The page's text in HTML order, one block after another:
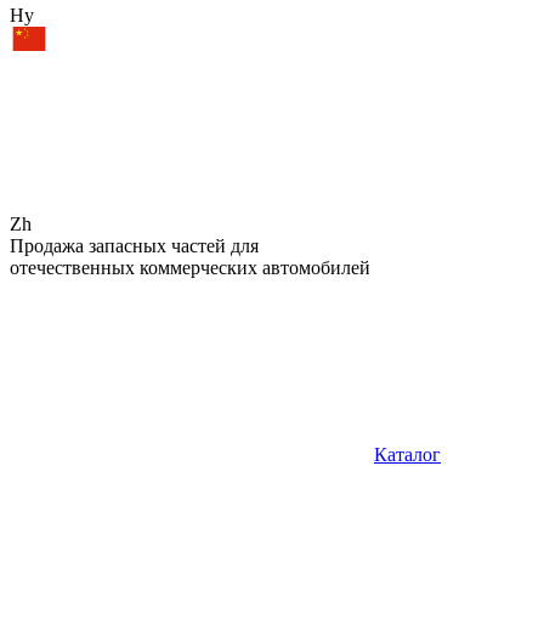
Hy
Zh
Продажа запасных частей для
отечественных коммерческих автомобилей
Каталог